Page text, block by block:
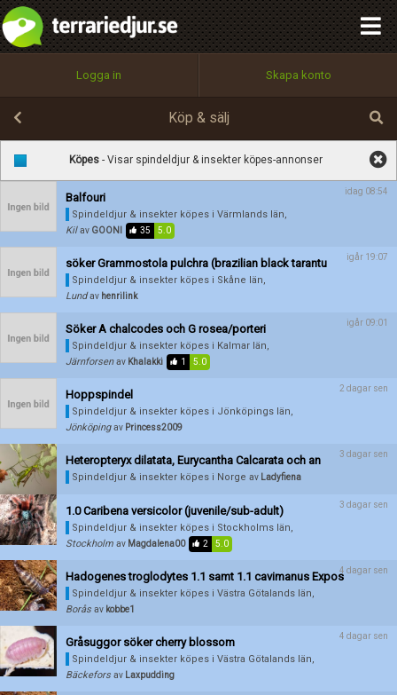
Logga in Skapa konto
Namn:
Beskrivning:
Alla Positiva Negativa
Köp & sälj
Köpes- Visar spindeldjur & insekter köpes-annonser
Balfouri
Spindeldjur & insekter köpes i Värmlands län,
Kil av GOONI 35 5.0
idag 08:54
söker Grammostola pulchra (brazilian black tarantu
Spindeldjur & insekter köpes i Skåne län,
Lund av henrilink
igår 19:07
Söker A chalcodes och G rosea/porteri
Spindeldjur & insekter köpes i Kalmar län,
Järnforsen av Khalakki 1 5.0
igår 09:01
Hoppspindel
Spindeldjur & insekter köpes i Jönköpings län,
Jönköping av Princess2009
2 dagar sen
Heteropteryx dilatata, Eurycantha Calcarata och an
Spindeldjur & insekter köpes i Norge av Ladyfiena
3 dagar sen
1.0 Caribena versicolor (juvenile/sub-adult)
Spindeldjur & insekter köpes i Stockholms län,
Stockholm av Magdalena00 2 5.0
3 dagar sen
Hadogenes troglodytes 1.1 samt 1.1 cavimanus Expos
Spindeldjur & insekter köpes i Västra Götalands län,
Borås av kobbe1
4 dagar sen
Gråsuggor söker cherry blossom
Spindeldjur & insekter köpes i Västra Götalands län,
Bäckefors av Laxpudding
4 dagar sen
Utför
100%
OK
integritetspolicy
Namn:
Epost:
Användarnamn:
Lösenord:
Terms of Service
Begär nytt lösenord
Tillbaka till förstasidan